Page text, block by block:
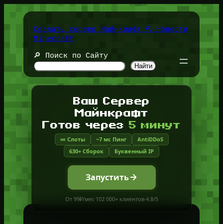
содержимомуСоздать сервер Майнкрафт ⛏️ Новости
Minecraft
🔎 Поиск по Сайту
Найти
Ваш Сервер
Майнкрафт
Готов через 5 минут
∞ Слоты ~7 мс Пинг
AntiDDoS
630+ Сборок
Буквенный IP
Запустить
От 99₽/мес·102 000+ клиентов·4.8/5